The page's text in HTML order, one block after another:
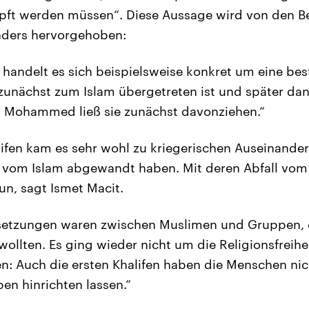
werden müssen“. Diese Aussage wird von den
hervorgehoben:
es sich beispielsweise konkret um eine
zum Islam übergetreten ist und später
ließ sie zunächst davonziehen.“
kam es sehr wohl zu kriegerischen
Islam abgewandt haben. Mit deren Abfall
sagt Ismet Macit.
waren zwischen Muslimen und
Es ging wieder nicht um die
Auch die ersten Khalifen haben die Menschen
hinrichten lassen.“